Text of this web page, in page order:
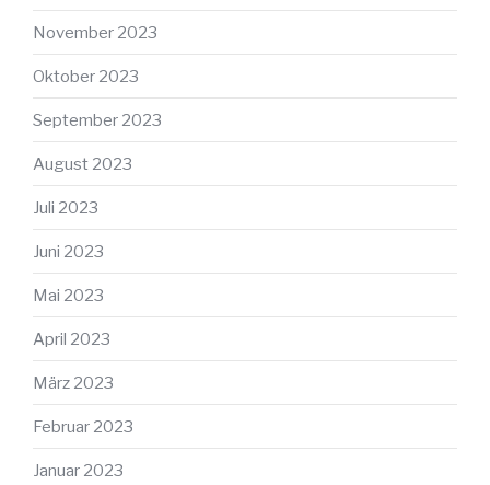
November 2023
Oktober 2023
September 2023
August 2023
Juli 2023
Juni 2023
Mai 2023
April 2023
März 2023
Februar 2023
Januar 2023